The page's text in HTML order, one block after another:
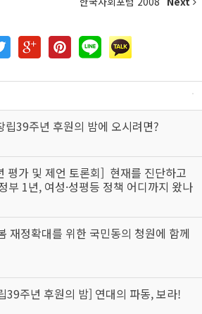
39주년 후원의 밤에 오시려면?
평가 및 제언 토론회] 현재를 진단하고
부 1년, 여성·성평등 정책 어디까지 왔나
재정확대를 위한 국민동의 청원에 함께
39주년 후원의 밤] 연대의 파동, 보라!